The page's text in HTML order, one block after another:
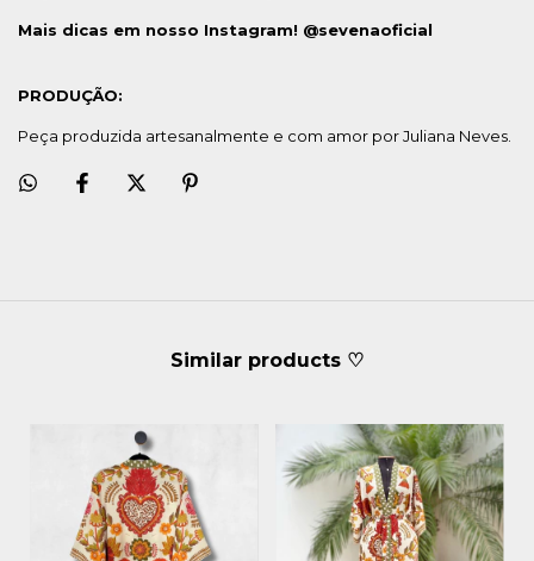
Mais dicas em nosso Instagram! @sevenaoficial
PRODUÇÃO:
Peça produzida artesanalmente e com amor por Juliana Neves.
Similar products ♡